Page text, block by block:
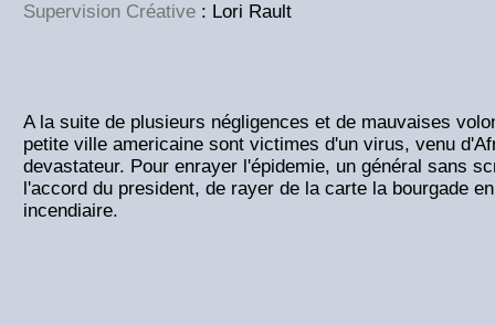
Supervision Créative : Lori Rault
A la suite de plusieurs négligences et de mauvaises
petite ville americaine sont victimes d'un virus, venu
devastateur. Pour enrayer l'épidemie, un général sans
l'accord du president, de rayer de la carte la bourgade
incendiaire.